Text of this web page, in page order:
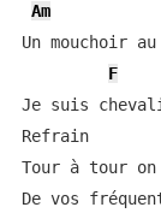
Am
Un mouchoir
F
Je suis
Refrain
Tour à tour on
De vos